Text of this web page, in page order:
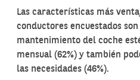
Las características más
conductores encuestados
mantenimiento del coche
mensual (62%) y también
las necesidades (46%).